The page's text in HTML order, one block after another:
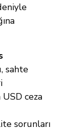
sahte
ceza
sorunları